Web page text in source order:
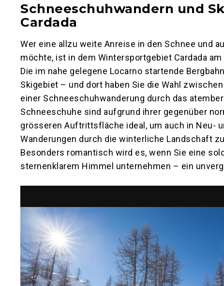
Schneeschuhwandern und
Cardada
Wer eine allzu weite Anreise in den Schnee und
möchte, ist in dem Wintersportgebiet Cardada
Die im nahe gelegene Locarno startende
Skigebiet – und dort haben Sie die Wahl
einer Schneeschuhwanderung durch das
Schneeschuhe sind aufgrund ihrer gegenüber
grösseren Auftrittsfläche ideal, um auch in Neu-
Wanderungen durch die winterliche Landschaft
Besonders romantisch wird es, wenn Sie eine
sternenklarem Himmel unternehmen – ein